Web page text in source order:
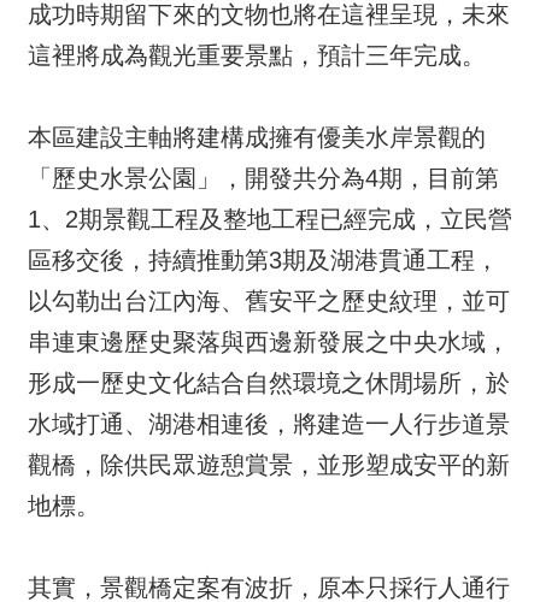
成功時期留下來的文物也將在這裡呈現，未來
這裡將成為觀光重要景點，預計三年完成。
本區建設主軸將建構成擁有優美水岸景觀的
「歷史水景公園」，開發共分為4期，目前第
1、2期景觀工程及整地工程已經完成，立民營
區移交後，持續推動第3期及湖港貫通工程，
以勾勒出台江內海、舊安平之歷史紋理，並可
串連東邊歷史聚落與西邊新發展之中央水域，
形成一歷史文化結合自然環境之休閒場所，於
水域打通、湖港相連後，將建造一人行步道景
觀橋，除供民眾遊憩賞景，並形塑成安平的新
地標。
其實，景觀橋定案有波折，原本只採行人通行